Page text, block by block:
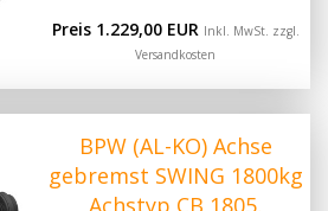
Preis 1.229,00 EUR Inkl. MwSt. zzgl.
Versandkosten
BPW (AL-KO) Achse
gebremst SWING 1800kg